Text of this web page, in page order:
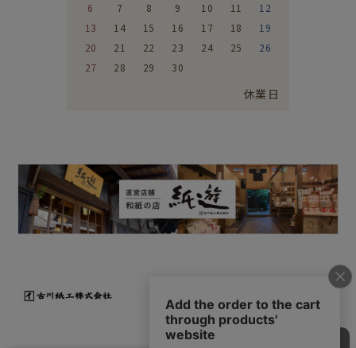
6
7 8 9 10 11
12
13
14 15 16 17 18
19
20
21 22 23 24 25
26
27
28 29 30
休業日